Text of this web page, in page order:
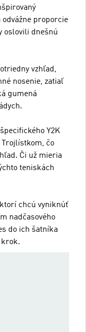
proporcie
oslovili dnešnú
vzhľad,
nosenie, zatiaľ
gumená
Y2K
Trojlístkom, čo
Či už mieria
teniskách
ktorí chcú vyniknúť
nadčasového
do ich šatníka
krok.